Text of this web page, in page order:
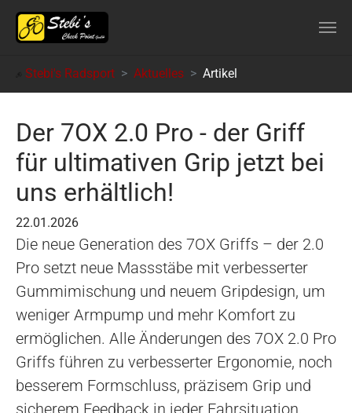
Stebi's Radsport Aktuelles Artikel
Der 7OX 2.0 Pro - der Griff
für ultimativen Grip jetzt bei
uns erhältlich!
22.01.2026
Die neue Generation des 7OX Griffs – der 2.0
Pro setzt neue Massstäbe mit verbesserter
Gummimischung und neuem Gripdesign, um
weniger Armpump und mehr Komfort zu
ermöglichen. Alle Änderungen des 7OX 2.0 Pro
Griffs führen zu verbesserter Ergonomie, noch
besserem Formschluss, präzisem Grip und
sicherem Feedback in jeder Fahrsituation.